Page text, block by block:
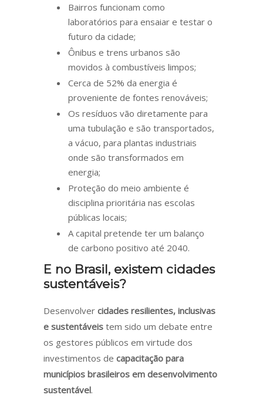
Bairros funcionam como
laboratórios para ensaiar e testar o
futuro da cidade;
Ônibus e trens urbanos são
movidos à combustíveis limpos;
Cerca de 52% da energia é
proveniente de fontes renováveis;
Os resíduos vão diretamente para
uma tubulação e são transportados,
a vácuo, para plantas industriais
onde são transformados em
energia;
Proteção do meio ambiente é
disciplina prioritária nas escolas
públicas locais;
A capital pretende ter um balanço
de carbono positivo até 2040.
E no Brasil, existem cidades
sustentáveis?
Desenvolver cidades resilientes, inclusivas
e sustentáveis tem sido um debate entre
os gestores públicos em virtude dos
investimentos de capacitação para
municípios brasileiros em desenvolvimento
sustentável.